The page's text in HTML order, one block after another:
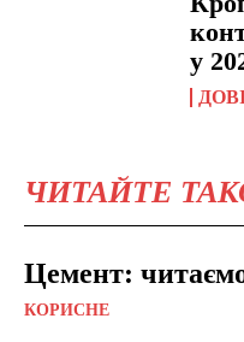
у
ЧИТАЙТЕ
Цемент:
КОРИСНЕ